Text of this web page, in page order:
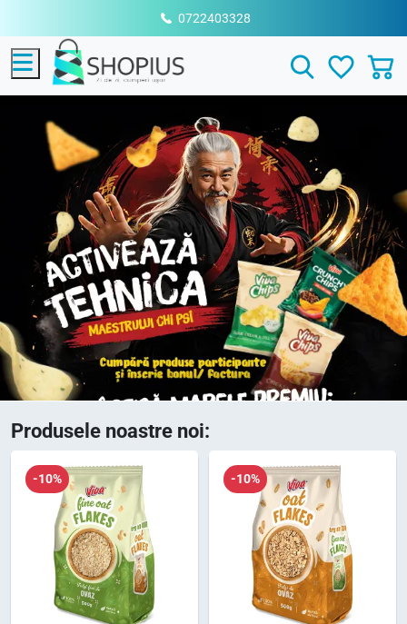
0722403328
Menu Search
Produsele noastre noi:
-10% -10%